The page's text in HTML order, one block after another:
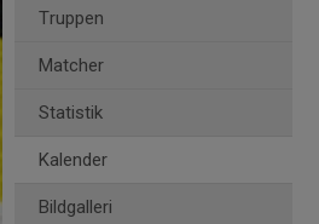
Truppen
Matcher
Statistik
Kalender
Bildgalleri